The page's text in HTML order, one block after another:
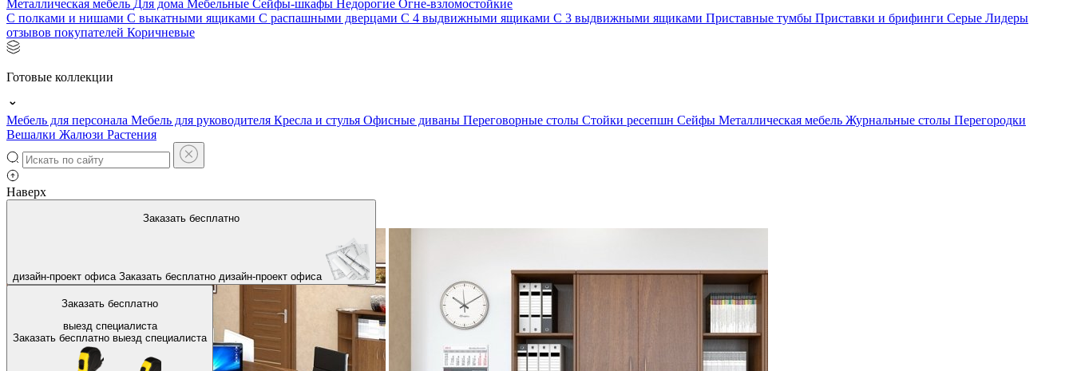
Металлическая мебель Для дома Мебельные Сейфы-шкафы Недорогие Огне-взломостойкие
С полками и нишами С выкатными ящиками С распашными дверцами С 4 выдвижными ящиками С 3 выдвижными ящиками Приставные тумбы Приставки и брифинги Серые Лидеры
отзывов покупателей Коричневые
Готовые коллекции
Мебель для персонала Мебель для руководителя Кресла и стулья Офисные диваны Переговорные столы Стойки ресепшн Сейфы Металлическая мебель Журнальные столы Перегородки
Вешалки Жалюзи Растения
Наверх
Заказать бесплатно
дизайн-проект офиса Заказать бесплатно дизайн-проект офиса
Заказать бесплатно
выезд специалиста
Заказать бесплатно выезд специалиста
На главную